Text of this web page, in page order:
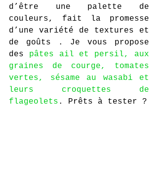
d’être une palette de
couleurs, fait la promesse
d’une variété de textures et
de goûts . Je vous propose
des pâtes ail et persil, aux
graines de courge, tomates
vertes, sésame au wasabi et
leurs croquettes de
flageolets . Prêts à tester ?